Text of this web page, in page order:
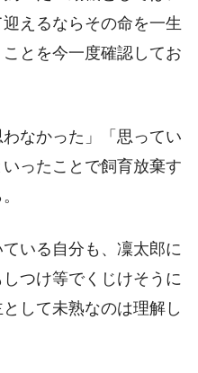
えるならその命を一生
とを今一度確認してお
なかった」「思ってい
ったことで飼育放棄す
いる自分も、凜太郎に
つけ等でくじけそうに
して未熟なのは理解し